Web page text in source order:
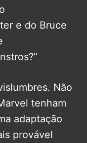
e do Bruce
Não
tenham
adaptação
provável